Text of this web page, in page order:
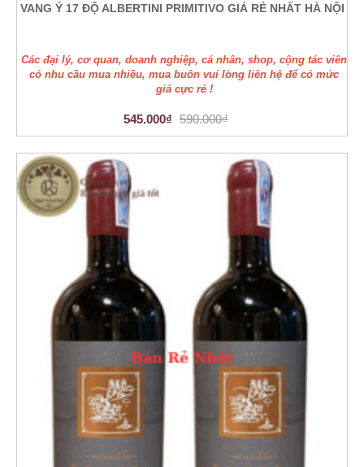
VANG Ý 17 ĐỘ ALBERTINI PRIMITIVO GIÁ RẺ NHẤT HÀ NỘI
Các đại lý, cơ quan, doanh nghiệp, cá nhân, shop, cộng tác viên
có nhu cầu mua nhiều, mua buôn vui lòng liên hệ để có mức
giá cực rẻ !
545.000₫ 590.000₫